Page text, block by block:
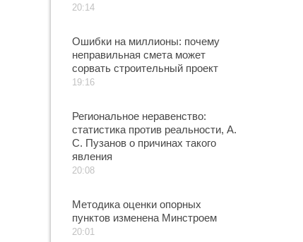
20:14
Ошибки на миллионы: почему
неправильная смета может
сорвать строительный проект
19:16
Региональное неравенство:
статистика против реальности, А.
С. Пузанов о причинах такого
явления
20:08
Методика оценки опорных
пунктов изменена Минстроем
20:01